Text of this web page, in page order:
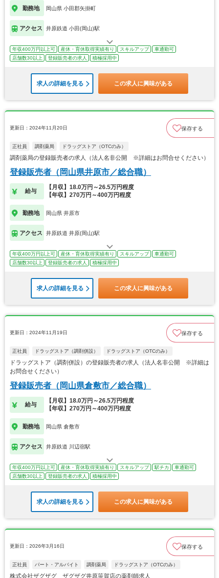
勤務地 岡山県 小田郡矢掛町
アクセス 井原鉄道 小田(岡山)駅
年収400万円以上可 産休・育休取得実績有り スキルアップ
車通勤可
店舗数30以上
登録販売者の求人 積極採用中
求人の詳細を見る この求人に興味がある
更新日：2024年11月20日 保存する
正社員 調剤薬局 ドラッグストア（OTCのみ）
調剤薬局の登録販売者の求人（法人名非公開 ※詳細はお問合せください）
登録販売者（岡山県井原市／総合職）
給与
【月収】18.0万円～26.5万円程度
【年収】270万円～400万円程度
勤務地 岡山県 井原市
アクセス 井原鉄道 井原(岡山)駅
年収400万円以上可 産休・育休取得実績有り スキルアップ
車通勤可
店舗数30以上
登録販売者の求人 積極採用中
求人の詳細を見る この求人に興味がある
更新日：2024年11月19日 保存する
正社員 ドラッグストア（調剤併設） ドラッグストア（OTCのみ）
ドラッグストア（調剤併設）の登録販売者の求人（法人名非公開 ※詳細は
お問合せください）
登録販売者（岡山県倉敷市／総合職）
給与
【月収】18.0万円～26.5万円程度
【年収】270万円～400万円程度
勤務地 岡山県 倉敷市
アクセス 井原鉄道 川辺宿駅
年収400万円以上可 産休・育休取得実績有り スキルアップ 駅チカ
車通勤可
店舗数30以上
登録販売者の求人 積極採用中
求人の詳細を見る この求人に興味がある
更新日：2026年3月16日 保存する
正社員 パート・アルバイト 調剤薬局 ドラッグストア（OTCのみ）
株式会社ザグザグ ザグザグ井原笹賀店の薬剤師求人